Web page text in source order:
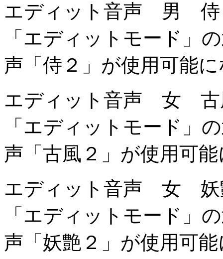
エディット音声 男 侍
「エディットモード」
声「侍２」が使用可能
エディット音声 女 古
「エディットモード」
声「古風２」が使用可
エディット音声 女 妖
「エディットモード」
声「妖艶２」が使用可